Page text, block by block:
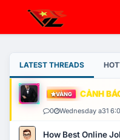
LATEST THREADS
VÀNG CẢNH
0 Wednesday a31
How Best Online